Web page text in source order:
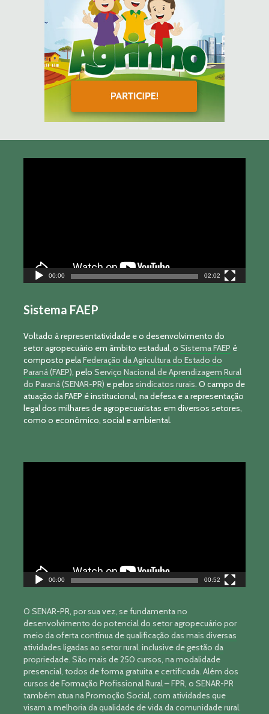
00:00 02:02
Sistema FAEP
Voltado à representatividade e o desenvolvimento do
setor agropecuário em âmbito estadual, o Sistema FAEP é
composto pelaFederação da Agricultura do Estado do
Paraná (FAEP), pelo Serviço Nacional de Aprendizagem Rural
do Paraná (SENAR-PR) e pelos sindicatos rurais. O campo de
atuação da FAEP é institucional, na defesa e a representação
legal dos milhares de agropecuaristas em diversos setores,
como o econômico, social e ambiental.
00:00 00:52
O SENAR-PR, por sua vez, se fundamenta no
desenvolvimento do potencial do setor agropecuário por
meio da oferta contínua de qualificação das mais diversas
atividades ligadas ao setor rural, inclusive de gestão da
propriedade. São mais de 250 cursos, na modalidade
presencial, todos de forma gratuita e certificada. Além dos
cursos de Formação Profissional Rural – FPR, o SENAR-PR
também atua na Promoção Social, com atividades que
visam a melhoria da qualidade de vida da comunidade rural.